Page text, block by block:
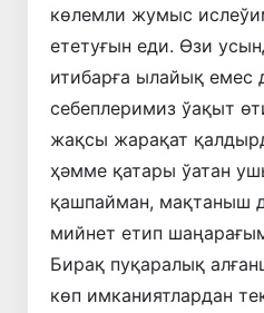
көлемли жумыс
ететуғын еди. Өзи
итибарға ылайық емес
себеплеримиз ўақыт
жақсы жарақат
ҳәмме қатары ўатан
қашпайман, мақтаныш
мийнет етип
Бирақ пуқаралық
көп имканиятлардан